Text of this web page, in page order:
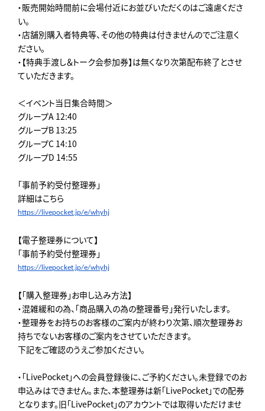
・販売開始時間前に会場付近にお並びいただくのはご遠慮くださ
い。
・店舗別購入者特典等、その他の特典は付きませんのでご注意く
ださい。
・【特典手渡し＆トーク会参加券】は無くなり次第配布終了とさせ
ていただきます。
＜イベント当日集合時間＞
グループA 12:40
グループB 13:25
グループC 14:10
グループD 14:55
「事前予約受付整理券」
詳細はこちら
https://livepocket.jp/e/whyhj
【電子整理券について】
「事前予約受付整理券」
https://livepocket.jp/e/whyhj
【「購入整理券」お申し込み方法】
・混雑緩和の為、「商品購入の為の整理番号」発行いたします。
・整理券をお持ちのお客様のご案内が終わり次第、順次整理券お
持ちでないお客様のご案内をさせていただきます。
下記をご確認のうえご参加ください。
・「LivePocket」への会員登録後に、ご予約ください。未登録でのお
申込みはできません。また、本整理券は新「LivePocket」での配券
となります。旧「LivePocket」のアカウントでは取得いただけませ